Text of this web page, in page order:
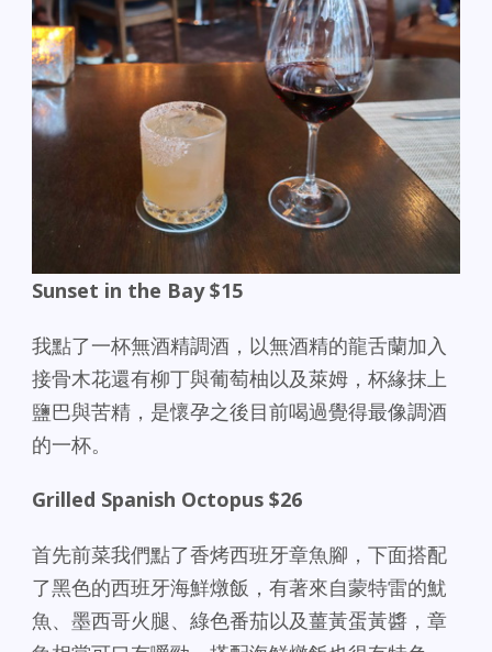
Sunset in the Bay $15
我點了一杯無酒精調酒，以無酒精的龍舌蘭加入
接骨木花還有柳丁與葡萄柚以及萊姆，杯緣抹上
鹽巴與苦精，是懷孕之後目前喝過覺得最像調酒
的一杯。
Grilled Spanish Octopus $26
首先前菜我們點了香烤西班牙章魚腳，下面搭配
了黑色的西班牙海鮮燉飯，有著來自蒙特雷的魷
魚、墨西哥火腿、綠色番茄以及薑黃蛋黃醬，章